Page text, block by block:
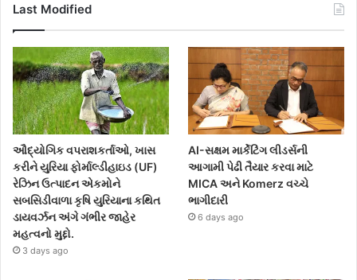
Last Modified
ઔદ્યોગિક વપરાશકર્તાઓ, ખાસ
કરીને યુરિયા ફોર્માલ્ડીહાઇડ (UF)
રેઝિન ઉત્પાદન એકમોને
સબસિડીવાળા કૃષિ યુરિયાના કથિત
ડાયવર્ઝન અંગે ગંભીર જાહેર
મહત્વનો મુદ્દો.
3 days ago
AI-સક્ષમ માર્કેટિંગ લીડર્સની
આગામી પેઢી તૈયાર કરવા માટે
MICA અને Komerz વચ્ચે
ભાગીદારી
6 days ago